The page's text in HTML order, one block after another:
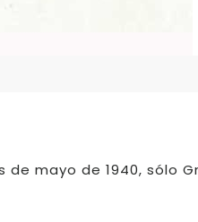
mayo de 1940, sólo